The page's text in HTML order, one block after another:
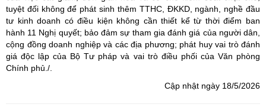
tuyệt đối không để phát sinh thêm TTHC, ĐKKD, ngành, nghề đầu
tư kinh doanh có điều kiện không cần thiết kể từ thời điểm ban
hành 11 Nghị quyết; bảo đảm sự tham gia đánh giá của người dân,
cộng đồng doanh nghiệp và các địa phương; phát huy vai trò đánh
giá độc lập của Bộ Tư pháp và vai trò điều phối của Văn phòng
Chính phủ./.
Cập nhật ngày 18/5/2026